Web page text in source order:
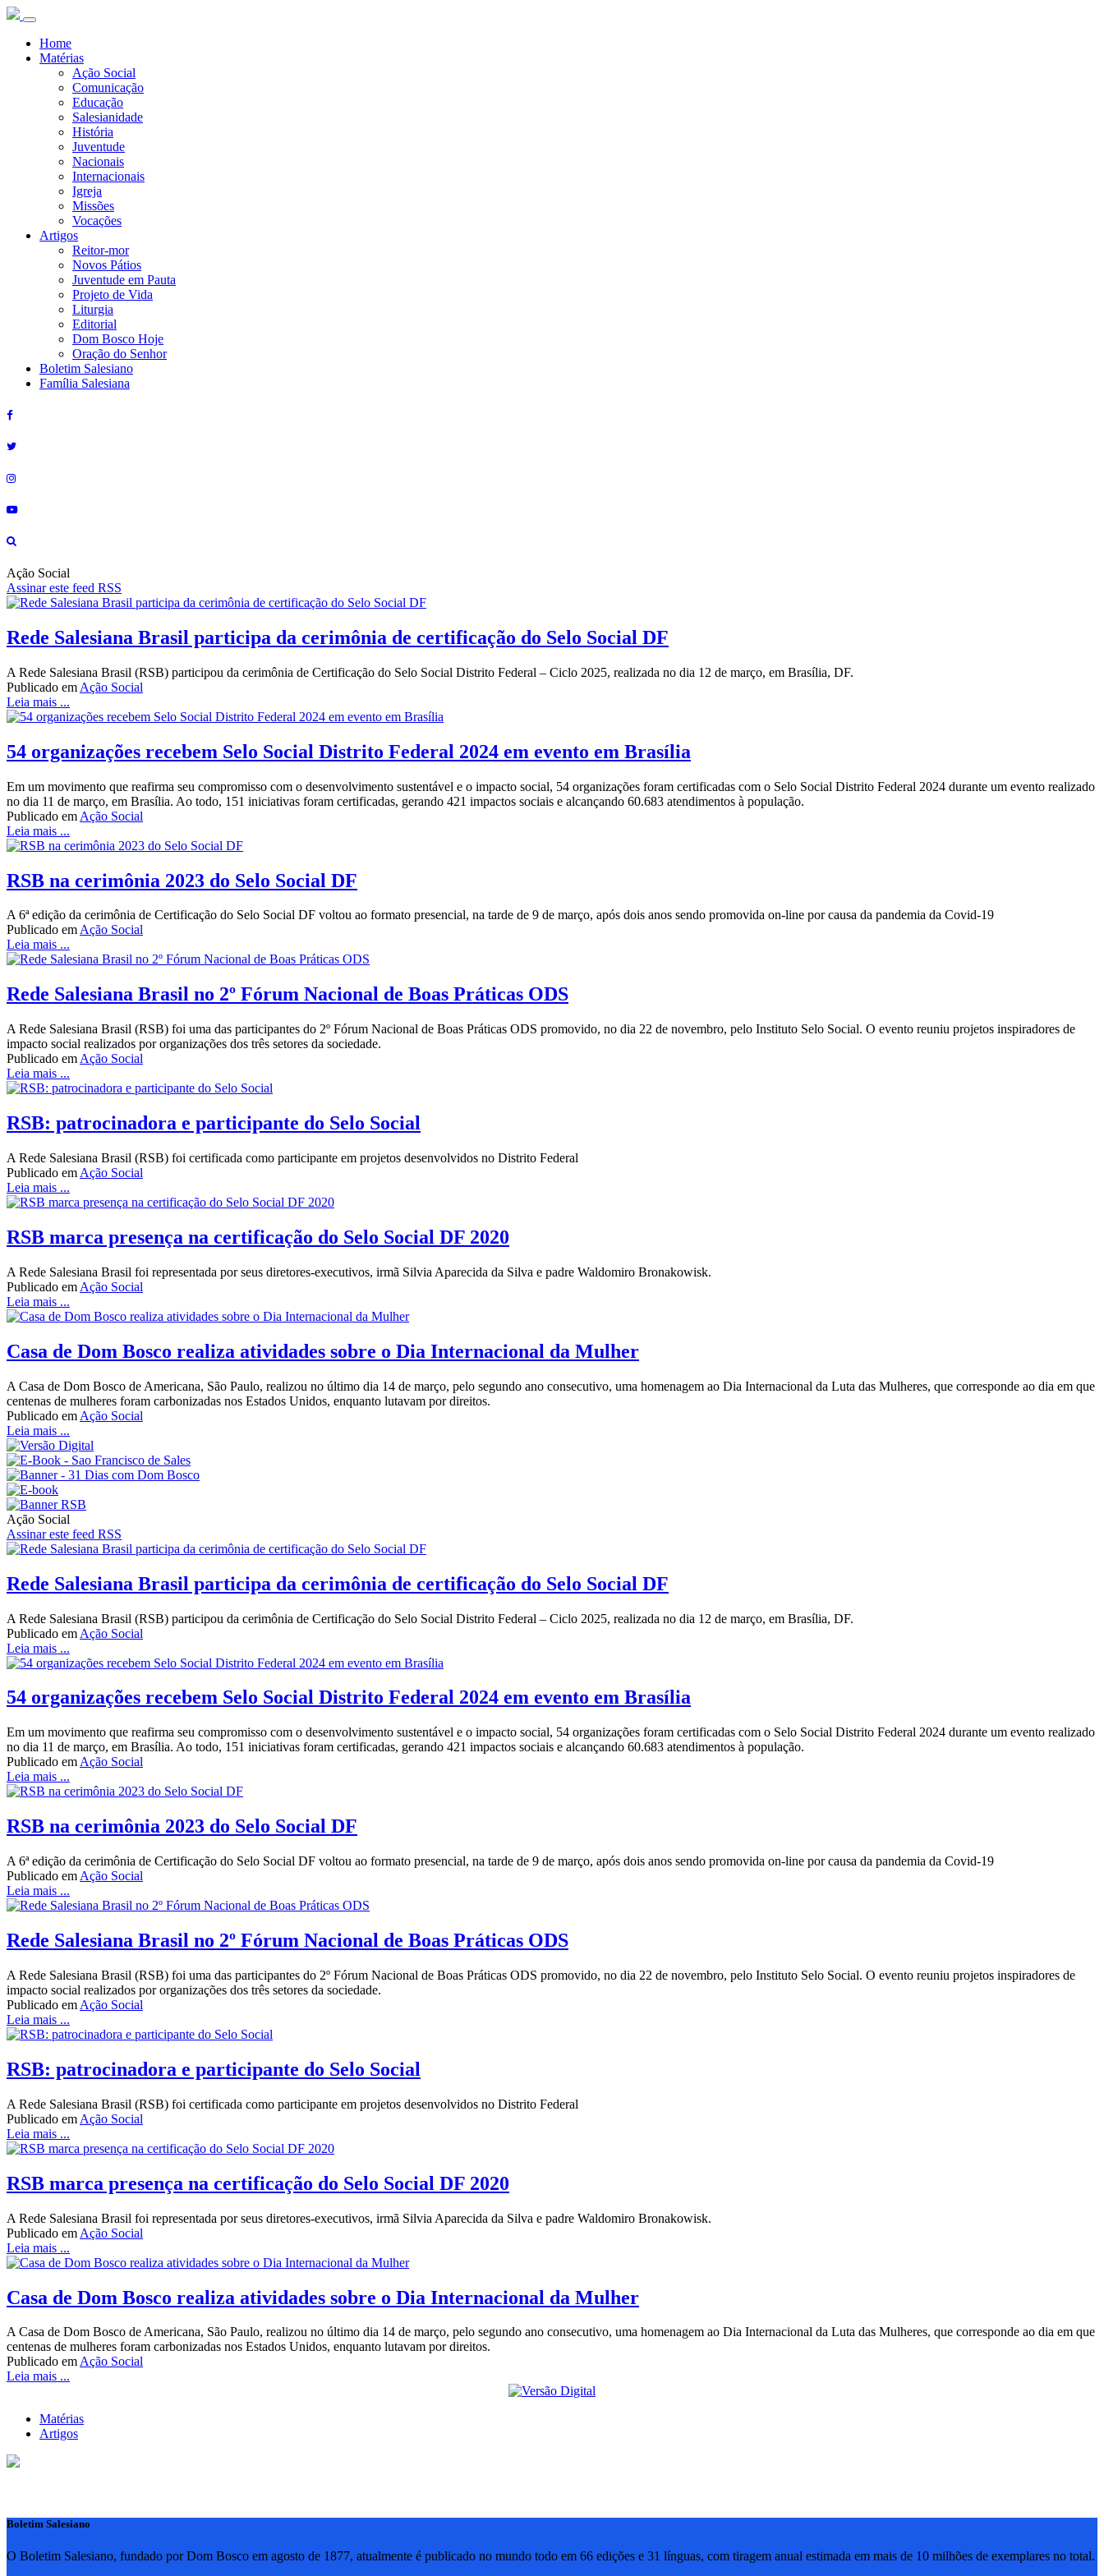
Home
Matérias
Ação Social
Comunicação
Educação
Salesianidade
História
Juventude
Nacionais
Internacionais
Igreja
Missões
Vocações
Artigos
Reitor-mor
Novos Pátios
Juventude em Pauta
Projeto de Vida
Liturgia
Editorial
Dom Bosco Hoje
Oração do Senhor
Boletim Salesiano
Família Salesiana
Ação Social
Assinar este feed RSS
Rede Salesiana Brasil participa da cerimônia de certificação do Selo Social DF
A Rede Salesiana Brasil (RSB) participou da cerimônia de Certificação do Selo Social Distrito Federal – Ciclo 2025, realizada no dia 12 de março, em Brasília, DF.
Publicado em Ação Social
Leia mais ...
54 organizações recebem Selo Social Distrito Federal 2024 em evento em Brasília
Em um movimento que reafirma seu compromisso com o desenvolvimento sustentável e o impacto social, 54 organizações foram certificadas com o Selo Social Distrito Federal 2024 durante um evento realizado
no dia 11 de março, em Brasília. Ao todo, 151 iniciativas foram certificadas, gerando 421 impactos sociais e alcançando 60.683 atendimentos à população.
Publicado em Ação Social
Leia mais ...
RSB na cerimônia 2023 do Selo Social DF
A 6ª edição da cerimônia de Certificação do Selo Social DF voltou ao formato presencial, na tarde de 9 de março, após dois anos sendo promovida on-line por causa da pandemia da Covid-19
Publicado emAção Social
Leia mais ...
Rede Salesiana Brasil no 2º Fórum Nacional de Boas Práticas ODS
A Rede Salesiana Brasil (RSB) foi uma das participantes do 2º Fórum Nacional de Boas Práticas ODS promovido, no dia 22 de novembro, pelo Instituto Selo Social. O evento reuniu projetos inspiradores de
impacto social realizados por organizações dos três setores da sociedade.
Publicado em Ação Social
Leia mais ...
RSB: patrocinadora e participante do Selo Social
A Rede Salesiana Brasil (RSB) foi certificada como participante em projetos desenvolvidos no Distrito Federal
Publicado em Ação Social
Leia mais ...
RSB marca presença na certificação do Selo Social DF 2020
A Rede Salesiana Brasil foi representada por seus diretores-executivos, irmã Silvia Aparecida da Silva e padre Waldomiro Bronakowisk.
Publicado em Ação Social
Leia mais ...
Casa de Dom Bosco realiza atividades sobre o Dia Internacional da Mulher
A Casa de Dom Bosco de Americana, São Paulo, realizou no último dia 14 de março, pelo segundo ano consecutivo, uma homenagem ao Dia Internacional da Luta das Mulheres, que corresponde ao dia em que
centenas de mulheres foram carbonizadas nos Estados Unidos, enquanto lutavam por direitos.
Publicado em Ação Social
Leia mais ...
Ação Social
Assinar este feed RSS
Rede Salesiana Brasil participa da cerimônia de certificação do Selo Social DF
A Rede Salesiana Brasil (RSB) participou da cerimônia de Certificação do Selo Social Distrito Federal – Ciclo 2025, realizada no dia 12 de março, em Brasília, DF.
Publicado em Ação Social
Leia mais ...
54 organizações recebem Selo Social Distrito Federal 2024 em evento em Brasília
Em um movimento que reafirma seu compromisso com o desenvolvimento sustentável e o impacto social, 54 organizações foram certificadas com o Selo Social Distrito Federal 2024 durante um evento realizado
no dia 11 de março, em Brasília. Ao todo, 151 iniciativas foram certificadas, gerando 421 impactos sociais e alcançando 60.683 atendimentos à população.
Publicado em Ação Social
Leia mais ...
RSB na cerimônia 2023 do Selo Social DF
A 6ª edição da cerimônia de Certificação do Selo Social DF voltou ao formato presencial, na tarde de 9 de março, após dois anos sendo promovida on-line por causa da pandemia da Covid-19
Publicado em Ação Social
Leia mais ...
Rede Salesiana Brasil no 2º Fórum Nacional de Boas Práticas ODS
A Rede Salesiana Brasil (RSB) foi uma das participantes do 2º Fórum Nacional de Boas Práticas ODS promovido, no dia 22 de novembro, pelo Instituto Selo Social. O evento reuniu projetos inspiradores de
impacto social realizados por organizações dos três setores da sociedade.
Publicado em Ação Social
Leia mais ...
RSB: patrocinadora e participante do Selo Social
A Rede Salesiana Brasil (RSB) foi certificada como participante em projetos desenvolvidos no Distrito Federal
Publicado em Ação Social
Leia mais ...
RSB marca presença na certificação do Selo Social DF 2020
A Rede Salesiana Brasil foi representada por seus diretores-executivos, irmã Silvia Aparecida da Silva e padre Waldomiro Bronakowisk.
Publicado em Ação Social
Leia mais ...
Casa de Dom Bosco realiza atividades sobre o Dia Internacional da Mulher
A Casa de Dom Bosco de Americana, São Paulo, realizou no último dia 14 de março, pelo segundo ano consecutivo, uma homenagem ao Dia Internacional da Luta das Mulheres, que corresponde ao dia em que
centenas de mulheres foram carbonizadas nos Estados Unidos, enquanto lutavam por direitos.
Publicado emAção Social
Leia mais ...
Matérias
Artigos
Boletim Salesiano
O Boletim Salesiano, fundado por Dom Bosco em agosto de 1877, atualmente é publicado no mundo todo em 66 edições e 31 línguas, com tiragem anual estimada em mais de 10 milhões de exemplares no total.